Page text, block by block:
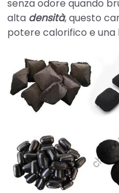
senza odore quando
alta densità, questo
potere calorifico e una